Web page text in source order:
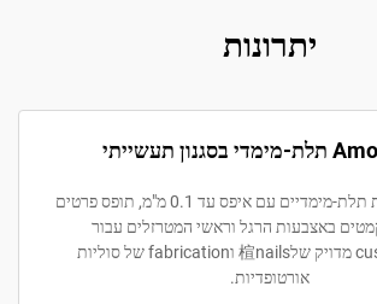
מייצר ענני נקודות תלת-מימדיים עם איפס עד 0.1 מ"מ, תופס פרטים
הרגל וראשי המטרזלים עבור
customization מדויק של楦nails וfabrication של סוליות